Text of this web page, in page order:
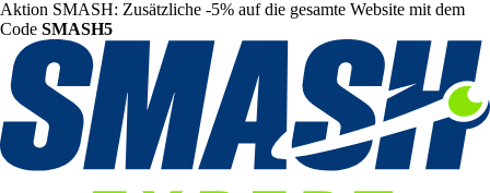
Aktion SMASH: Zusätzliche -5% auf die gesamte Website mit dem
Code SMASH5